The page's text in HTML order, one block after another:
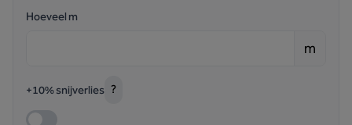
Hoeveel m
m
+10% snijverlies ?